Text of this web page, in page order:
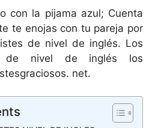
con la pijama azul; Cuenta
te enojas con tu pareja por
de nivel de inglés. Los
de nivel de inglés los
net.